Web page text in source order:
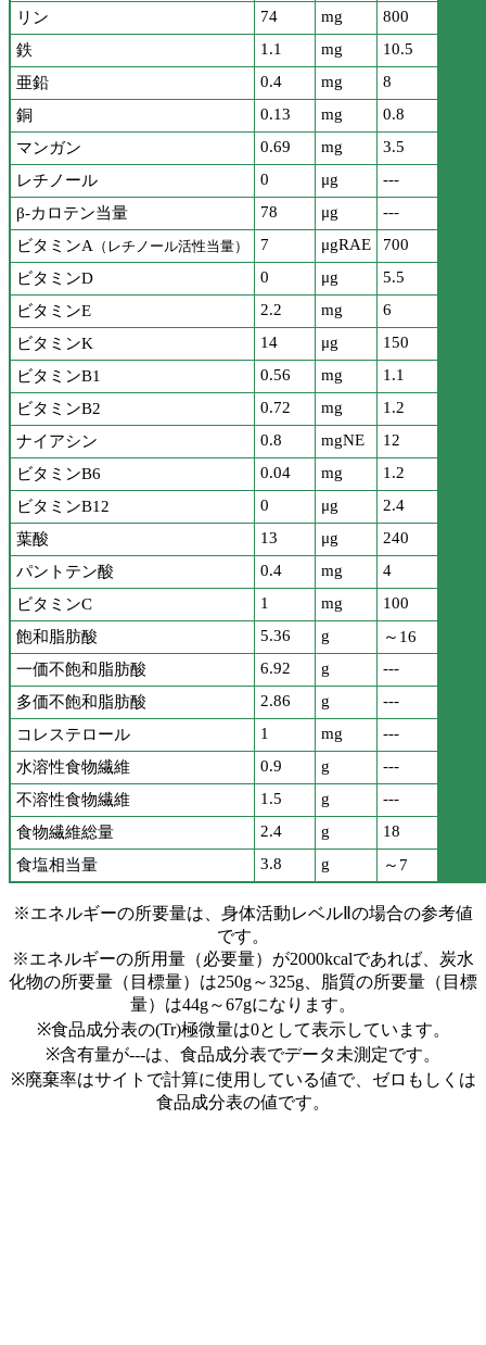
リン
74 mg
800
鉄
1.1 mg
10.5
亜鉛
0.4 mg
8
銅
0.13 mg
0.8
マンガン
0.69 mg
3.5
レチノール
0 μg
---
β-カロテン当量
78 μg
---
ビタミンA （レチノール活性当量） 7 μgRAE
700
ビタミンD
0 μg
5.5
ビタミンE
2.2 mg
6
ビタミンK
14 μg
150
ビタミンB1
0.56 mg
1.1
ビタミンB2
0.72 mg
1.2
ナイアシン
0.8 mgNE
12
ビタミンB6
0.04 mg
1.2
ビタミンB12
0 μg
2.4
葉酸
13 μg
240
パントテン酸
0.4 mg
4
ビタミンC
1 mg
100
飽和脂肪酸
5.36 g
～16
一価不飽和脂肪酸
6.92 g
---
多価不飽和脂肪酸
2.86 g
---
コレステロール
1 mg
---
水溶性食物繊維
0.9 g
---
不溶性食物繊維
1.5 g
---
食物繊維総量
2.4 g
18
食塩相当量
3.8 g ～7
※エネルギーの所要量は、身体活動レベルⅡの場合の参考値
です。
※エネルギーの所用量（必要量）が2000kcalであれば、炭水
化物の所要量（目標量）は250g～325g、脂質の所要量（目標
量）は44g～67gになります。
※食品成分表の(Tr)極微量は0として表示しています。
※含有量が---は、食品成分表でデータ未測定です。
※廃棄率はサイトで計算に使用している値で、ゼロもしくは
食品成分表の値です。